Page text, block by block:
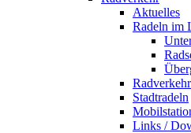
Aktuelles
Radeln im
Stadtradeln
Links /